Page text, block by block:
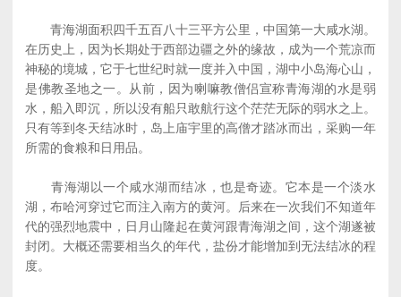
青海湖面积四千五百八十三平方公里，中国第一大咸水湖。
在历史上，因为长期处于西部边疆之外的缘故，成为一个荒凉而
神秘的境城，它于七世纪时就一度并入中国，湖中小岛海心山，
是佛教圣地之一。从前，因为喇嘛教僧侣宣称青海湖的水是弱
水，船入即沉，所以没有船只敢航行这个茫茫无际的弱水之上。
只有等到冬天结冰时，岛上庙宇里的高僧才踏冰而出，采购一年
所需的食粮和日用品。
青海湖以一个咸水湖而结冰，也是奇迹。它本是一个淡水
湖，布哈河穿过它而注入南方的黄河。后来在一次我们不知道年
代的强烈地震中，日月山隆起在黄河跟青海湖之间，这个湖遂被
封闭。大概还需要相当久的年代，盐份才能增加到无法结冰的程
度。